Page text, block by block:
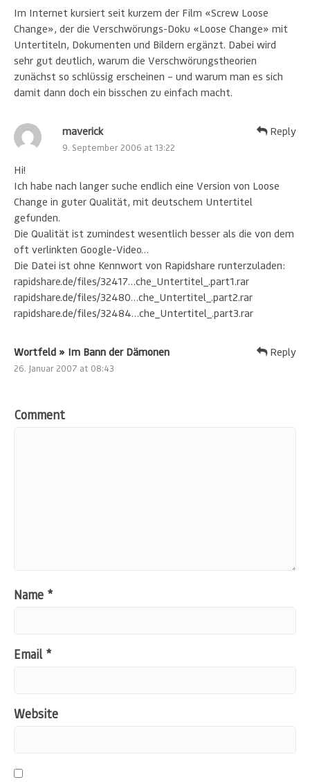
Im Internet kursiert seit kurzem der Film «Screw Loose
Change», der die Verschwörungs-Doku «Loose Change» mit
Untertiteln, Dokumenten und Bildern ergänzt. Dabei wird
sehr gut deutlich, warum die Verschwörungstheorien
zunächst so schlüssig erscheinen – und warum man es sich
damit dann doch ein bisschen zu einfach macht.
maverick
9. September 2006 at 13:22
Hi!
Ich habe nach langer suche endlich eine Version von Loose
Change in guter Qualität, mit deutschem Untertitel
gefunden.
Die Qualität ist zumindest wesentlich besser als die von dem
oft verlinkten Google-Video…
Die Datei ist ohne Kennwort von Rapidshare runterzuladen:
rapidshare.de/files/32417…che_Untertitel_.part1.rar
rapidshare.de/files/32480…che_Untertitel_.part2.rar
rapidshare.de/files/32484…che_Untertitel_.part3.rar
Reply
Wortfeld » Im Bann der Dämonen
26. Januar 2007 at 08:43
Reply
Comment
Name *
Email *
Website